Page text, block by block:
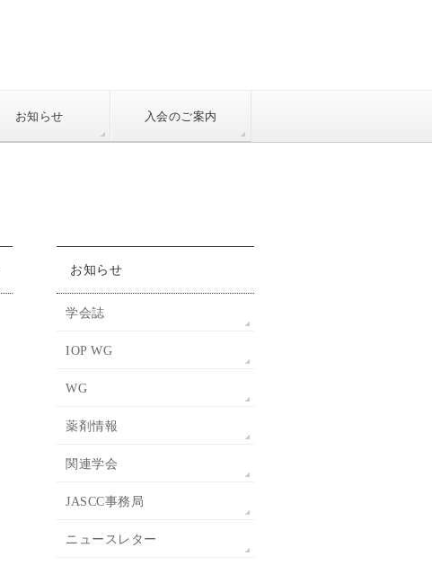
お知らせ 入会のご案内
お知らせ
学会誌
IOP WG
WG
薬剤情報
関連学会
JASCC事務局
ニュースレター